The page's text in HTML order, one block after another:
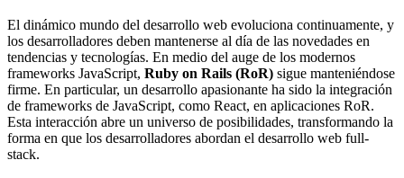
El dinámico mundo del desarrollo web evoluciona continuamente, y
los desarrolladores deben mantenerse al día de las novedades en
tendencias y tecnologías. En medio del auge de los modernos
frameworks JavaScript, Ruby on Rails (RoR) sigue manteniéndose
firme. En particular, un desarrollo apasionante ha sido la integración
de frameworks de JavaScript, como React, en aplicaciones RoR.
Esta interacción abre un universo de posibilidades, transformando la
forma en que los desarrolladores abordan el desarrollo web full-
stack.